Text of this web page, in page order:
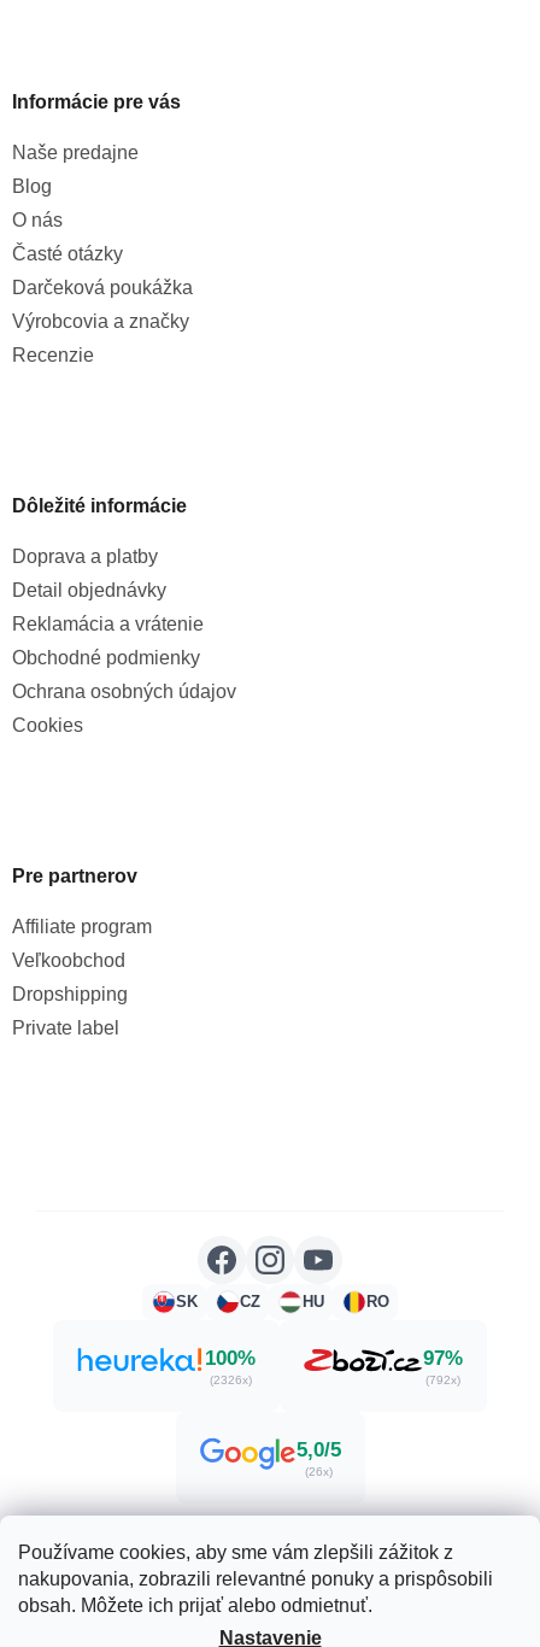
Používame cookies, aby sme vám zlepšili zážitok z
nakupovania, zobrazili relevantné ponuky a prispôsobili
obsah. Môžete ich prijať alebo odmietnuť.
Nastavenie
Informácie pre vás
Naše predajne
Blog
O nás
Časté otázky
Darčeková poukážka
Výrobcovia a značky
Recenzie
Dôležité informácie
Doprava a platby
Detail objednávky
Reklamácia a vrátenie
Obchodné podmienky
Ochrana osobných údajov
Cookies
Pre partnerov
Affiliate program
Veľkoobchod
Dropshipping
Private label
SK CZ HU RO
100%
(2326x)
97%
(792x)
5,0/5
(26x)
Vytvoril Shoptet